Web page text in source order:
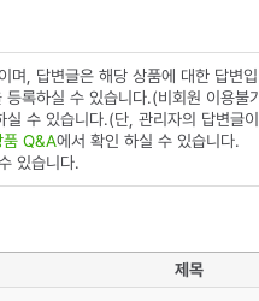
며, 답변글은 해당 상품에 대한 답변
록하실 수 있습니다.(비회원 이용불
수 있습니다.(단, 관리자의 답변글
품 Q&A에서 확인 하실 수 있습니다.
있습니다.
제목